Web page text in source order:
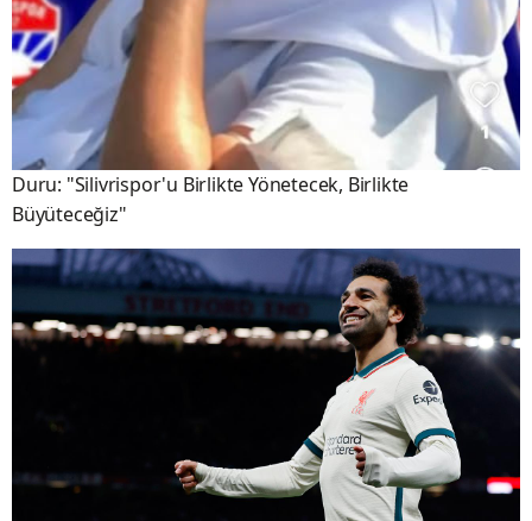
Duru: "Silivrispor'u Birlikte Yönetecek, Birlikte
Büyüteceğiz"